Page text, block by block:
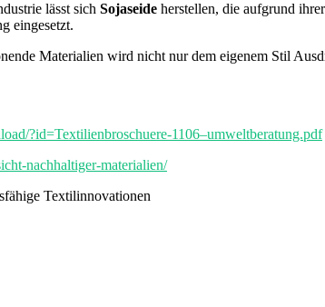
lässt sich Sojaseide herstellen, die aufgrund
eingesetzt.
Materialien wird nicht nur dem eigenem Stil
?id=Textilienbroschuere-1106–umweltberatung.pdf
nachhaltiger-materialien/
Textilinnovationen